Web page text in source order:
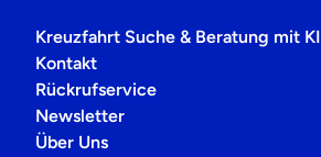
Kreuzfahrt Suche & Beratung mit KI
Kontakt
Rückrufservice
Newsletter
Über Uns